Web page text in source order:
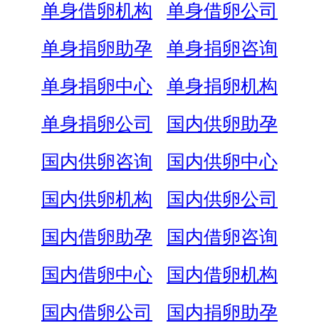
单身借卵机构
单身借卵公司
单身捐卵助孕
单身捐卵咨询
单身捐卵中心
单身捐卵机构
单身捐卵公司
国内供卵助孕
国内供卵咨询
国内供卵中心
国内供卵机构
国内供卵公司
国内借卵助孕
国内借卵咨询
国内借卵中心
国内借卵机构
国内借卵公司
国内捐卵助孕